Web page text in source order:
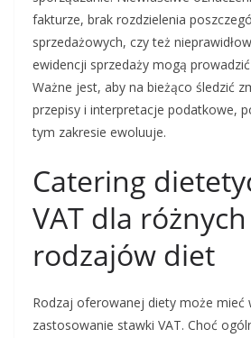
fakturze, brak rozdzielenia
sprzedażowych, czy też
ewidencji sprzedaży mogą
Ważne jest, aby na bieżąco śledzić
przepisy i interpretacje podatkowe,
tym zakresie ewoluuje.
Catering
VAT dla różnych
rodzajów diet
Rodzaj oferowanej diety może mieć
zastosowanie stawki VAT. Choć